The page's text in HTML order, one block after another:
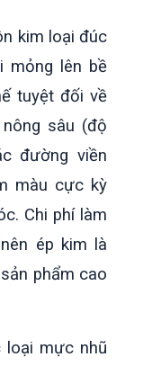
kim loại đúc
mỏng lên bề
tuyệt đối về
sâu (độ
đường viền
màu cực kỳ
Chi phí làm
ép kim là
phẩm cao
loại mực nhũ